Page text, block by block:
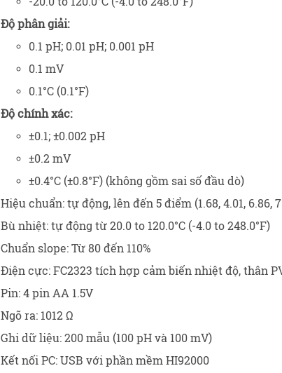
Độ phân giải:
0.1 pH; 0.01 pH; 0.001 pH
0.1 mV
0.1°C (0.1°F)
Độ chính xác:
±0.1; ±0.002 pH
±0.2 mV
±0.4°C (±0.8°F) (không gồm sai số đầu dò)
Hiệu chuẩn: tự động, lên đến 5 điểm (1.68, 4.01, 6.86,
Bù nhiệt: tự động từ 20.0 to 120.0°C (-4.0 to 248.0°F)
Chuẩn slope: Từ 80 đến 110%
Điện cực: FC2323 tích hợp cảm biến nhiệt độ, thân
Pin: 4 pin AA 1.5V
Ngõ ra: 1012 Ω
Ghi dữ liệu: 200 mẫu (100 pH và 100 mV)
Kết nối PC: USB với phần mềm HI92000